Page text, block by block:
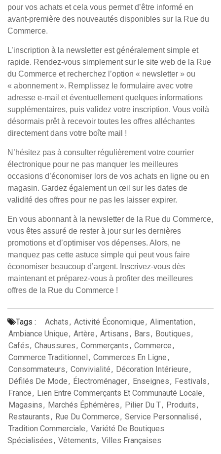
pour vos achats et cela vous permet d’être informé en
avant-première des nouveautés disponibles sur la Rue du
Commerce.
L’inscription à la newsletter est généralement simple et
rapide. Rendez-vous simplement sur le site web de la Rue
du Commerce et recherchez l’option « newsletter » ou
« abonnement ». Remplissez le formulaire avec votre
adresse e-mail et éventuellement quelques informations
supplémentaires, puis validez votre inscription. Vous voilà
désormais prêt à recevoir toutes les offres alléchantes
directement dans votre boîte mail !
N’hésitez pas à consulter régulièrement votre courrier
électronique pour ne pas manquer les meilleures
occasions d’économiser lors de vos achats en ligne ou en
magasin. Gardez également un œil sur les dates de
validité des offres pour ne pas les laisser expirer.
En vous abonnant à la newsletter de la Rue du Commerce,
vous êtes assuré de rester à jour sur les dernières
promotions et d’optimiser vos dépenses. Alors, ne
manquez pas cette astuce simple qui peut vous faire
économiser beaucoup d’argent. Inscrivez-vous dès
maintenant et préparez-vous à profiter des meilleures
offres de la Rue du Commerce !
Tags : Achats, Activité Économique, Alimentation,
Ambiance Unique, Artère, Artisans, Bars, Boutiques,
Cafés, Chaussures, Commerçants, Commerce,
Commerce Traditionnel, Commerces En Ligne,
Consommateurs, Convivialité, Décoration Intérieure,
Défilés De Mode, Électroménager, Enseignes, Festivals,
France, Lien Entre Commerçants Et Communauté Locale,
Magasins, Marchés Éphémères, Pilier Du T, Produits,
Restaurants, Rue Du Commerce, Service Personnalisé,
Tradition Commerciale, Variété De Boutiques
Spécialisées, Vêtements, Villes Françaises